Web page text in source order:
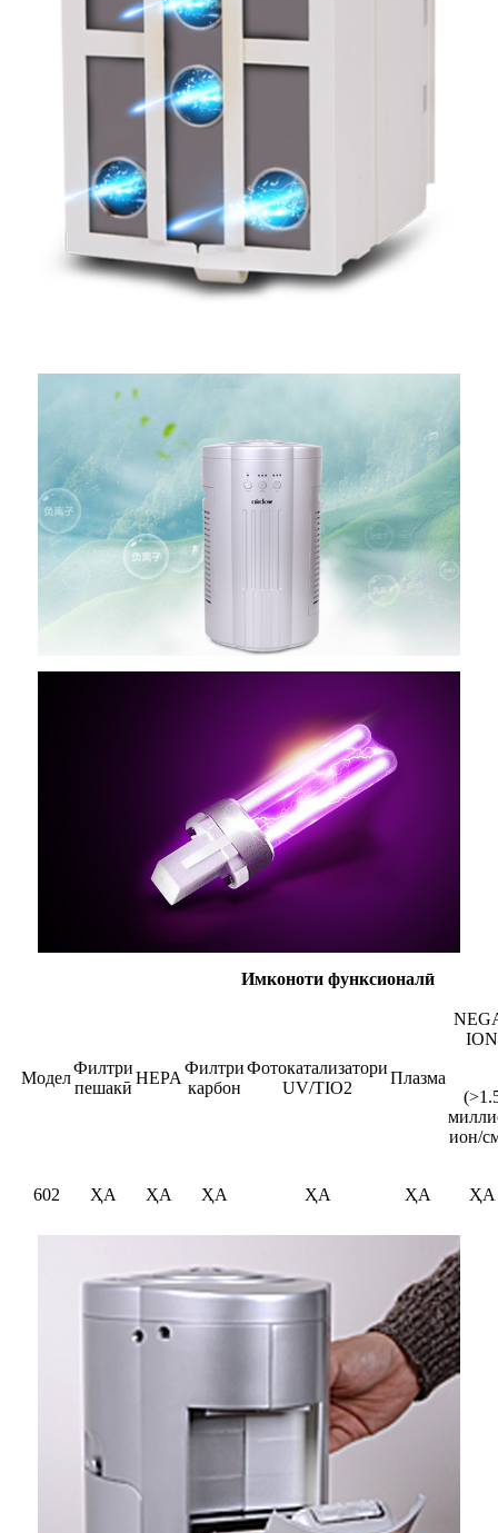
Имконоти функсионалӣ
Модел
Филтри
пешакӣ
HEPA
Филтри
карбон
Фотокатализатори
UV/TIO2
Плазма
ION
ион/
602 ҲА ҲА ҲА ҲА ҲА ҲА